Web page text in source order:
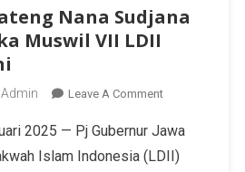
Nana Sudjana
Muswil VII LDII
Admin Leave A Comment
2025 — Pj Gubernur Jawa
Islam Indonesia (LDII)